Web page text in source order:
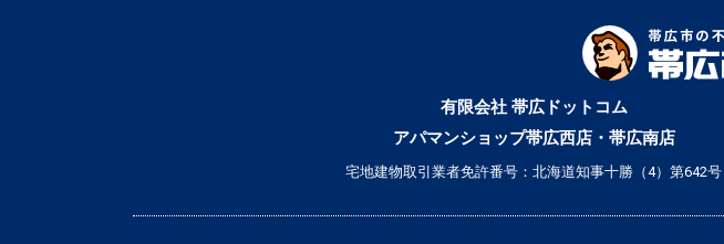
有限会社 帯広ドットコム
アパマンショップ帯広西店・帯広南店
宅地建物取引業者免許番号：北海道知事十勝（4）第642号